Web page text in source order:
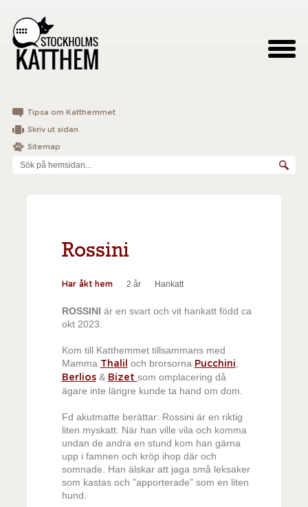
Tipsa om Katthemmet
Skriv ut sidan
Sitemap
Rossini
Har åkt hem 2 år Hankatt
ROSSINI är en svart och vit hankatt född ca
okt 2023.
Kom till Katthemmet tillsammans med
Mamma Thalil och brorsorna Pucchini
Berlios& Bizet som omplacering då
ägare inte längre kunde ta hand om dom.
Fd akutmatte berättar: Rossini är en riktig
liten myskatt. När han ville vila och komma
undan de andra en stund kom han gärna
upp i famnen och kröp ihop där och
somnade. Han älskar att jaga små leksaker
som kastas och ”apporterade” som en liten
hund.